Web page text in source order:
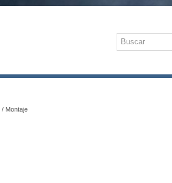
/ Montaje